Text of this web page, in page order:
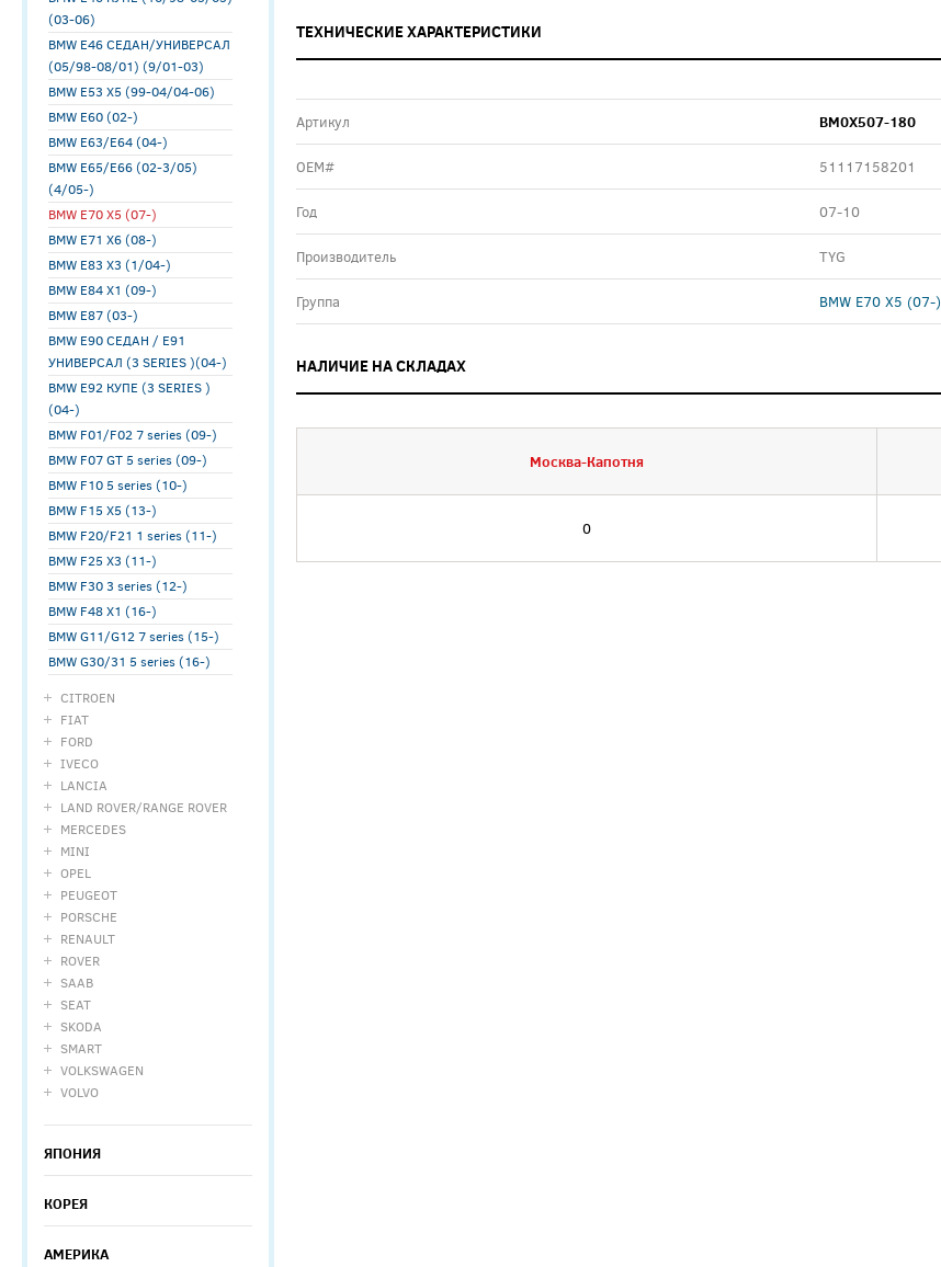
(03-06)
BMW E46 СЕДАН/УНИВЕРСАЛ
(05/98-08/01) (9/01-03)
BMW E53 X5 (99-04/04-06)
BMW E60 (02-)
BMW E63/E64 (04-)
BMW E65/E66 (02-3/05)
(4/05-)
BMW E70 X5 (07-)
BMW E71 X6 (08-)
BMW E83 X3 (1/04-)
BMW E84 X1 (09-)
BMW E87 (03-)
BMW E90 СЕДАН / E91
УНИВЕРСАЛ (3 SERIES )(04-)
BMW E92 КУПЕ (3 SERIES )
(04-)
BMW F01/F02 7 series (09-)
BMW F07 GT 5 series (09-)
BMW F10 5 series (10-)
BMW F15 X5 (13-)
BMW F20/F21 1 series (11-)
BMW F25 X3 (11-)
BMW F30 3 series (12-)
BMW F48 X1 (16-)
BMW G11/G12 7 series (15-)
BMW G30/31 5 series (16-)
CITROEN
FIAT
FORD
IVECO
LANCIA
LAND ROVER/RANGE ROVER
MERCEDES
MINI
OPEL
PEUGEOT
PORSCHE
RENAULT
ROVER
SAAB
SEAT
SKODA
SMART
VOLKSWAGEN
VOLVO
ЯПОНИЯ
КОРЕЯ
АМЕРИКА
ТЕХНИЧЕСКИЕ ХАРАКТЕРИСТИКИ
Артикул BM0X507-180
ОЕМ# 51117158201
Год 07-10
Производитель TYG
Группа BMW E70 X5 (07-)
НАЛИЧИЕ НА СКЛАДАХ
Москва-Капотня
0